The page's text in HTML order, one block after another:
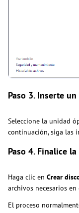
Paso 3. Inserte
Seleccione la unidad
continuación, siga las
Paso 4. Finalice
Haga clic en Crear
archivos necesarios en
El proceso